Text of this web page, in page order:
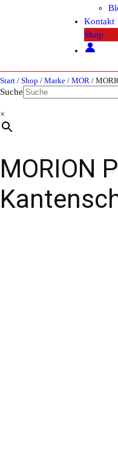
Kontakt
Shop
Start / Shop / Marke / MOR /
Suche
×
MORION